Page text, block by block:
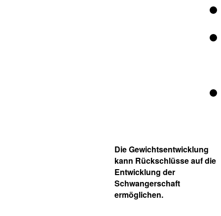
Die Gewichtsentwicklung
kann Rückschlüsse auf die
Entwicklung der
Schwangerschaft
ermöglichen.